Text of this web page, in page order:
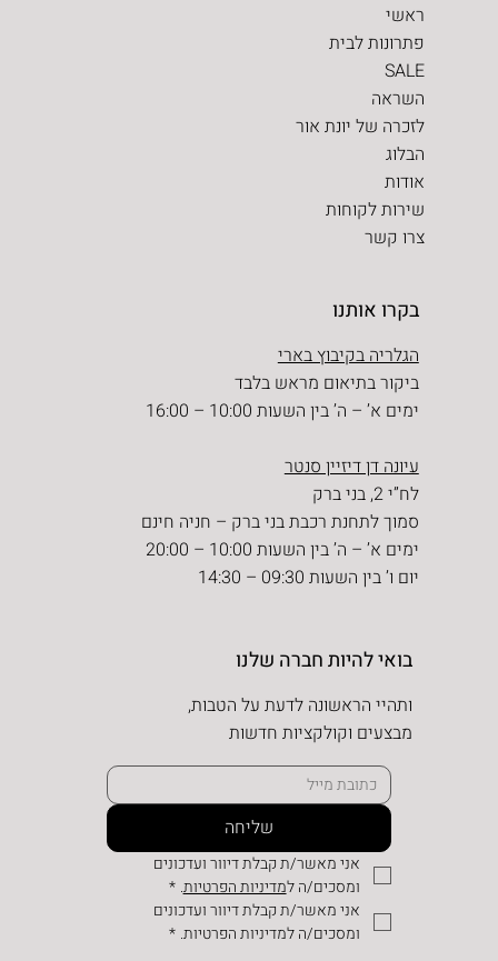
בקרו אותנו
הגלריה בקיבוץ בארי
ביקור בתיאום מראש בלבד
ימים א’ – ה’ בין השעות 10:00 – 16:00
עיונה דן דיזיין סנטר
לח”י 2, בני ברק
סמוך לתחנת רכבת בני ברק – חניה חינם
ימים א’ – ה’ בין השעות 10:00 – 20:00
יום ו’ בין השעות 09:30 – 14:30
ראשי
פתרונות לבית
SALE
השראה
לזכרה של יונת אור
הבלוג
אודות
שירות לקוחות
צרו קשר
בואי להיות חברה שלנו
ותהיי הראשונה לדעת על הטבות,
מבצעים וקולקציות חדשות
שליחה
ומסכים/ה למדיניות הפרטיות.
*
ומסכים/ה למדיניות הפרטיות. *